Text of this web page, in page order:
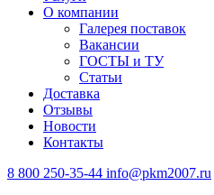
О компании
Галерея поставок
Вакансии
ГОСТЫ и ТУ
Статьи
Доставка
Отзывы
Новости
Контакты
8 800 250-35-44 info@pkm2007.ru